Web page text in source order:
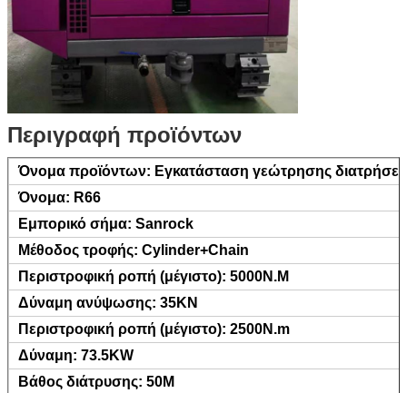
Περιγραφή προϊόντων
Όνομα προϊόντων: Εγκατάσταση γεώτρησης
Όνομα: R66
Εμπορικό σήμα: Sanrock
Μέθοδος τροφής: Cylinder+Chain
Περιστροφική ροπή (μέγιστο): 5000N.M
Δύναμη ανύψωσης: 35KN
Περιστροφική ροπή (μέγιστο): 2500N.m
Δύναμη: 73.5KW
Βάθος διάτρυσης: 50M